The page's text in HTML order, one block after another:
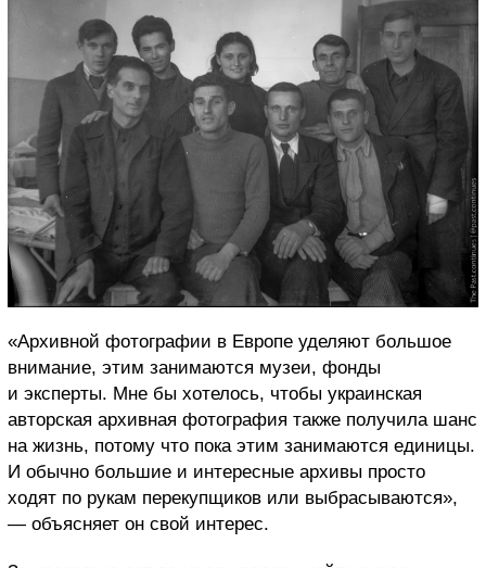
«Архивной фотографии в Европе уделяют большое
внимание, этим занимаются музеи, фонды
и эксперты. Мне бы хотелось, чтобы украинская
авторская архивная фотография также получила шанс
на жизнь, потому что пока этим занимаются единицы.
И обычно большие и интересные архивы просто
ходят по рукам перекупщиков или выбрасываются»,
— объясняет он свой интерес.